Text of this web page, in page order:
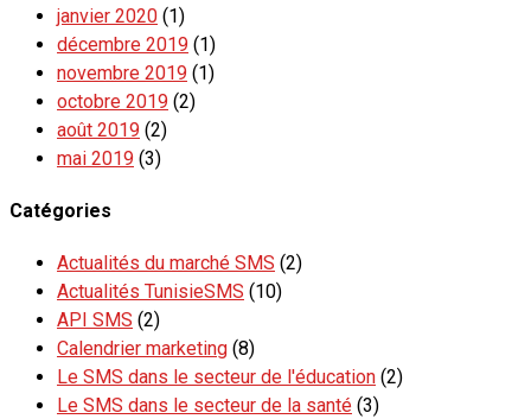
janvier 2020 (1)
décembre 2019 (1)
novembre 2019 (1)
octobre 2019 (2)
août 2019 (2)
mai 2019 (3)
Catégories
Actualités du marché SMS (2)
Actualités TunisieSMS (10)
API SMS (2)
Calendrier marketing (8)
Le SMS dans le secteur de l'éducation (2)
Le SMS dans le secteur de la santé (3)